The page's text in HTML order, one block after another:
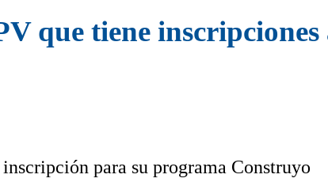
que tiene
para su programa Construyo